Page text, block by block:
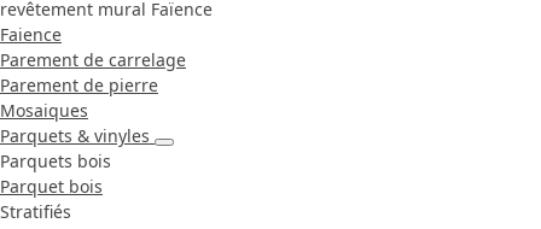
revêtement mural Faïence
Faience
Parement de carrelage
Parement de pierre
Mosaiques
Parquets & vinyles
Parquets bois
Parquet bois
Stratifiés